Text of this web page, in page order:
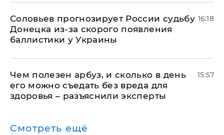
Соловьев прогнозирует России судьбу
Донецка из-за скорого появления
баллистики у Украины
16:18
Чем полезен арбуз, и сколько в день
его можно съедать без вреда для
здоровья – разъяснили эксперты
15:57
Смотреть ещё